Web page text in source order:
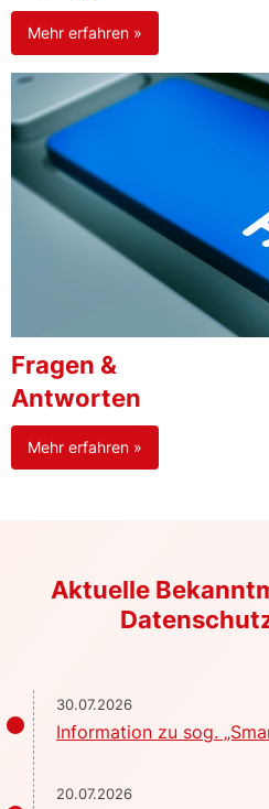
Mehr erfahren »
Fragen &
Antworten
Mehr erfahren »
Aktuelle
30.07.2026
Information zu sog.
20.07.2026